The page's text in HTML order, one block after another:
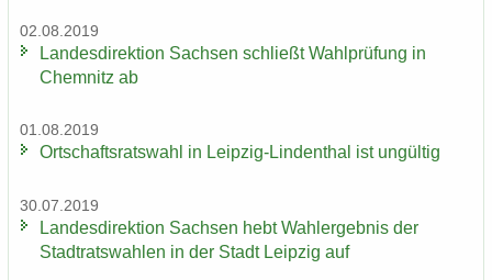
02.08.2019
Lan­des­di­rek­ti­on Sach­sen schließt Wahl­prü­fung in
Chem­nitz ab
01.08.2019
Ort­schafts­rats­wahl in Leipzig-​Lindenthal ist un­gül­tig
30.07.2019
Lan­des­di­rek­ti­on Sach­sen hebt Wahl­er­geb­nis der
Stadt­rats­wah­len in der Stadt Leip­zig auf